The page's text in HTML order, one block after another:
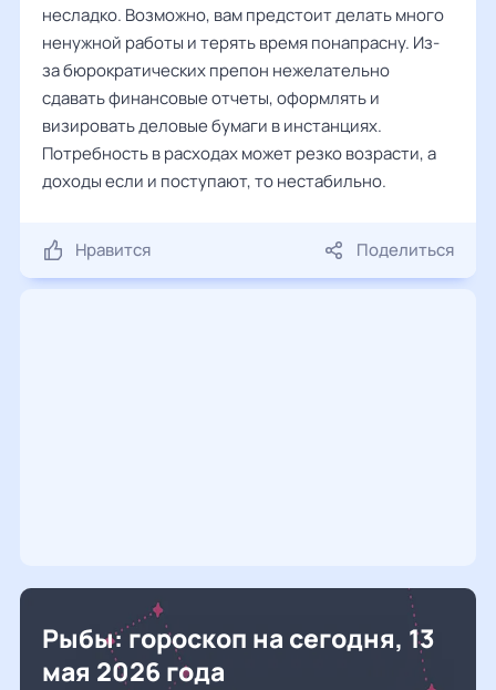
несладко. Возможно, вам предстоит делать много
ненужной работы и терять время понапрасну. Из-
за бюрократических препон нежелательно
сдавать финансовые отчеты, оформлять и
визировать деловые бумаги в инстанциях.
Потребность в расходах может резко возрасти, а
доходы если и поступают, то нестабильно.
Нравится Поделиться
Рыбы: гороскоп на сегодня, 13
мая 2026 года